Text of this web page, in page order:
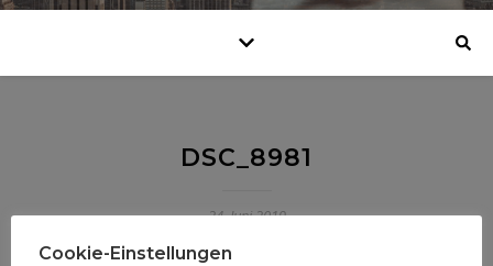
DSC_8981
24. Juni 2019
Cookie-Einstellungen